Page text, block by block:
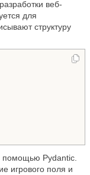
веб-
для
структуру
помощью Pydantic.
игрового поля и